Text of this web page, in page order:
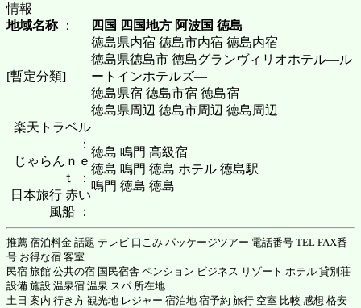
情報
地域名称： 四国 四国地方 阿波国 徳島
[暫定分類]
徳島県内宿 徳島市内宿 徳島内宿
徳島県徳島市 徳島グランヴィリオホテル―ル
ートインホテルズ―
徳島県宿 徳島市宿 徳島宿
徳島県周辺 徳島市周辺 徳島周辺
楽天トラベル
：
じゃらんｎｅ
ｔ ：
日本旅行 赤い
風船 ：
徳島 鳴門 高級宿
徳島 鳴門 徳島 ホテル 徳島駅
鳴門 徳島 徳島
推薦 宿泊料金 話題 テレビ 口こみ パッケージツアー 電話番号 TEL FAX番
号 お得な宿 客室
民宿 旅館 公共の宿 国民宿舎 ペンション ビジネス リゾート ホテル 貸別荘
設備 施設 温泉宿 温泉 スパ 所在地
土日 案内 行き方 観光地 レジャー 宿泊地 宿予約 旅行 空室 比較 感想 格安